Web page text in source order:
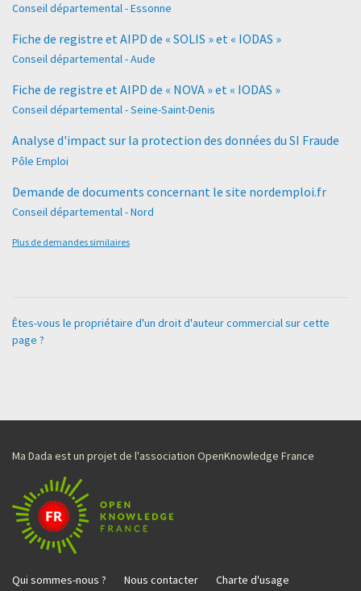
Conseil départemental - Essonne
Fiche de registre et AIPD de « SOLIS » et « IODAS »
Conseil départemental - Aude
Fiche de registre et AIPD de « NOVA » et « IODAS »
Conseil départemental - Seine-Saint-Denis
Analyse d'impact sur la protection des données du SI Fraude
Pôle Emploi
Demande de documents concernant le site nordemploi.fr
Conseil départemental - Nord
Plus de demandes similaires
Êtes-vous le propriétaire d'un droit d'auteur commercial sur cette
page ?
Ma Dada est un projet de l'association OpenKnowledge France
Qui sommes-nous ? Nous contacter Charte d'usage